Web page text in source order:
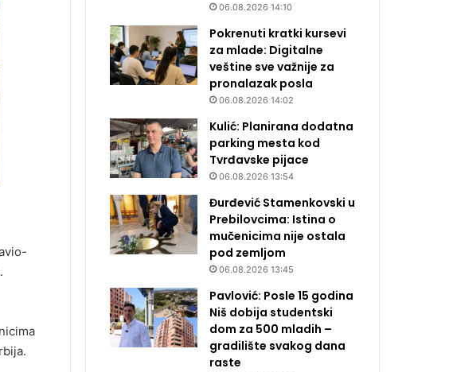
06.08.2026 14:10
Pokrenuti kratki kursevi
za mlade: Digitalne
veštine sve važnije za
pronalazak posla
06.08.2026 14:02
Kulić: Planirana dodatna
parking mesta kod
Tvrđavske pijace
06.08.2026 13:54
Đurđević Stamenkovski u
Prebilovcima: Istina o
mučenicima nije ostala
pod zemljom
06.08.2026 13:45
Pavlović: Posle 15 godina
Niš dobija studentski
dom za 500 mladih –
gradilište svakog dana
raste